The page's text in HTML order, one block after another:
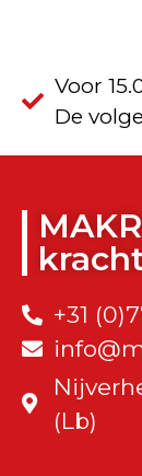
Voor
De
+31
(Lb)